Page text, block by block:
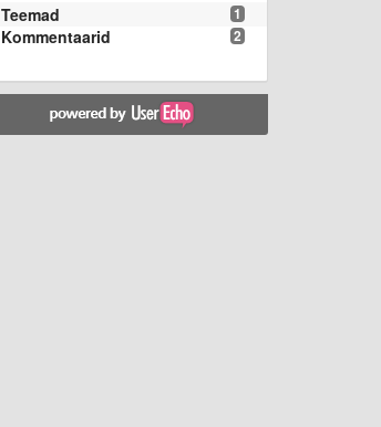
1
Teemad
2
Kommentaarid